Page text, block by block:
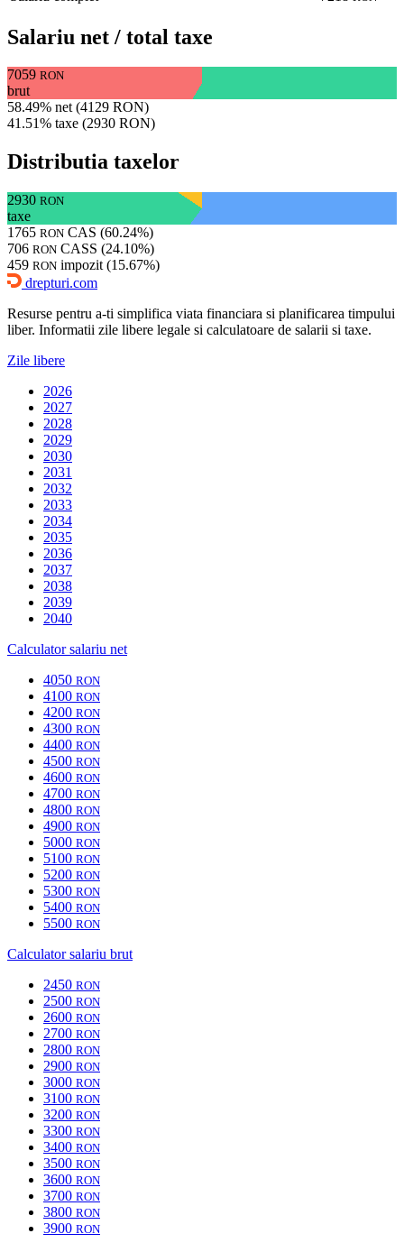
Salariu net / total taxe
7059 RON
brut
58.49% net (4129 RON)
41.51% taxe (2930 RON)
Distributia taxelor
2930 RON
taxe
1765 RON CAS (60.24%)
706 RON CASS (24.10%)
459 RON impozit (15.67%)
drepturi.com
Resurse pentru a-ti simplifica viata financiara si planificarea timpului
liber. Informatii zile libere legale si calculatoare de salarii si taxe.
Zile libere
2026
2027
2028
2029
2030
2031
2032
2033
2034
2035
2036
2037
2038
2039
2040
Calculator salariu net
4050 RON
4100 RON
4200 RON
4300 RON
4400 RON
4500 RON
4600 RON
4700 RON
4800 RON
4900 RON
5000 RON
5100 RON
5200 RON
5300 RON
5400 RON
5500 RON
Calculator salariu brut
2450 RON
2500 RON
2600 RON
2700 RON
2800 RON
2900 RON
3000 RON
3100 RON
3200 RON
3300 RON
3400 RON
3500 RON
3600 RON
3700 RON
3800 RON
3900 RON